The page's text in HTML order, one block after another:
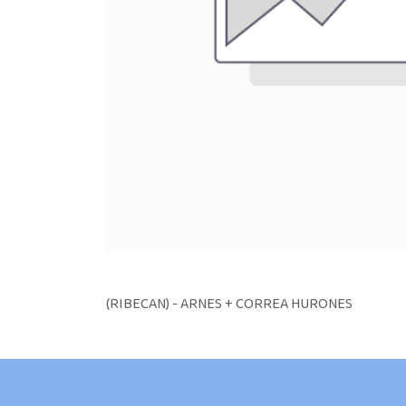
(RIBECAN) - ARNES + CORREA HURONES